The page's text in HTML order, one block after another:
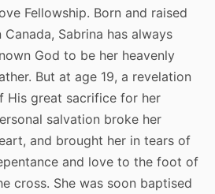
Fellowship. Born and raised
Canada, Sabrina has always
God to be her heavenly
But at age 19, a revelation
His great sacrifice for her
salvation broke her
and brought her in tears of
and love to the foot of
cross. She was soon baptised